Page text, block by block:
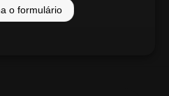
o formulário